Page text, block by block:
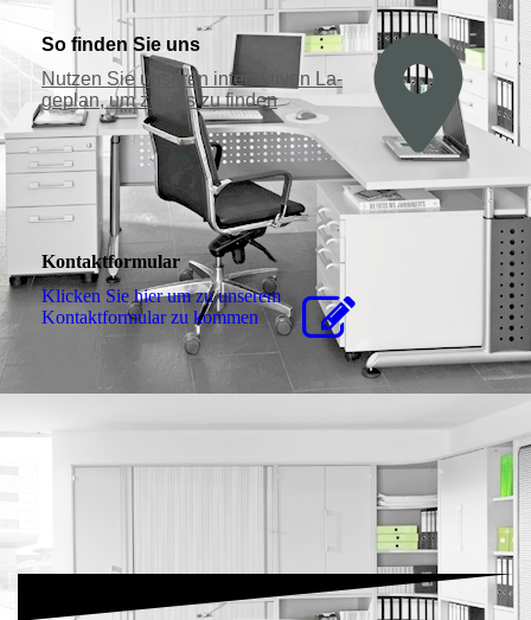
So finden Sie uns
Nutzen Sie unseren interaktiven La­
ge­plan, um zu uns zu finden
Kontaktformular
Klicken Sie hier um zu unserem
Kon­takt­for­mu­lar zu kommen